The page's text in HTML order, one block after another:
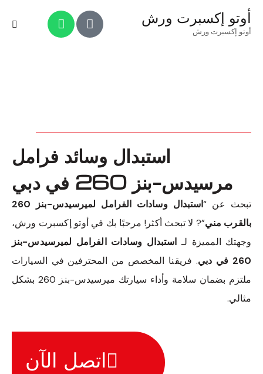
أوتو إكسبرت ورش
أوتو إكسبرت ورش
استبدال وسائد فرامل
مرسيدس-بنز 260 في دبي
تبحث عن “
استبدال وسادات الفرامل لميرسيدس-بنز 260
بالقرب مني”? لا تبحث أكثر! مرحبًا بك في أوتو إكسبرت ورش،
وجهتك المميزة لـ استبدال وسادات الفرامل لميرسيدس-بنز
260 في دبي
. فريقنا المخصص من المحترفين في السيارات
ملتزم بضمان سلامة وأداء سيارتك ميرسيدس-بنز 260 بشكل
مثالي.
اتصل الآن